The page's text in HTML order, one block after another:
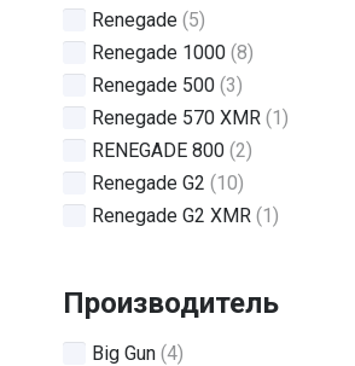
Renegade (5)
Renegade 1000 (8)
Renegade 500 (3)
Renegade 570 XMR (1)
RENEGADE 800 (2)
Renegade G2 (10)
Renegade G2 XMR (1)
Производитель
Big Gun (4)